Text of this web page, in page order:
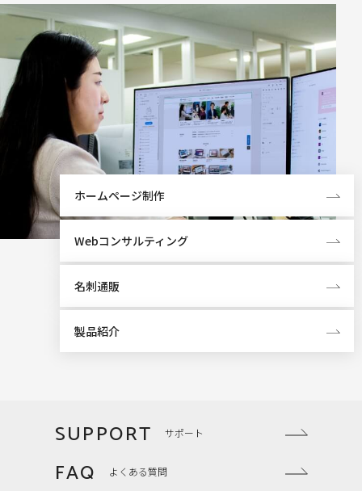
ホームページ制作
Webコンサルティング
名刺通販
製品紹介
SUPPORT サポート
FAQ よくある質問